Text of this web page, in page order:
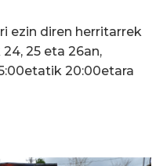
ezin diren herritarrek
25 eta 26an,
20:00etara